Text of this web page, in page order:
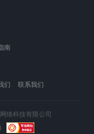
南
们 联系我们
络科技有限公司